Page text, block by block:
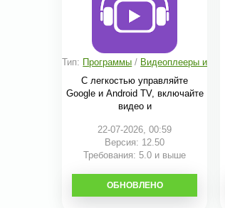
Тип: Программы / Видеоплееры и
С легкостью управляйте
Google и Android TV, включайте
видео и
22-07-2026, 00:59
Версия: 12.50
Требования: 5.0 и выше
СКАЧАТЬ
ОБНОВЛЕНО